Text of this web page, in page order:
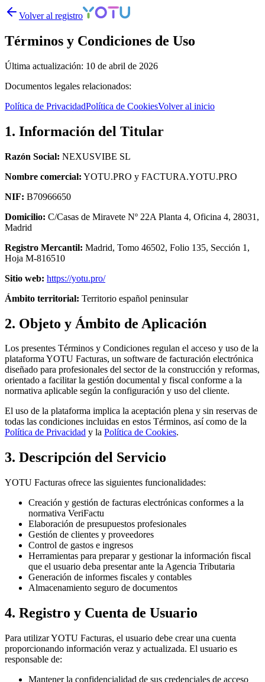
Volver al registro
Términos y Condiciones de Uso
Última actualización: 10 de abril de 2026
Documentos legales relacionados:
Política de PrivacidadPolítica de CookiesVolver al inicio
1. Información del Titular
Razón Social: NEXUSVIBE SL
Nombre comercial: YOTU.PRO y FACTURA.YOTU.PRO
NIF: B70966650
Domicilio: C/Casas de Miravete Nº 22A Planta 4, Oficina 4, 28031,
Madrid
Registro Mercantil: Madrid, Tomo 46502, Folio 135, Sección 1,
Hoja M-816510
Sitio web: https://yotu.pro/
Ámbito territorial: Territorio español peninsular
2. Objeto y Ámbito de Aplicación
Los presentes Términos y Condiciones regulan el acceso y uso de la
plataforma YOTU Facturas, un software de facturación electrónica
diseñado para profesionales del sector de la construcción y reformas,
orientado a facilitar la gestión documental y fiscal conforme a la
normativa aplicable según la configuración y uso del cliente.
El uso de la plataforma implica la aceptación plena y sin reservas de
todas las condiciones incluidas en estos Términos, así como de la
Política de Privacidad y la Política de Cookies.
3. Descripción del Servicio
YOTU Facturas ofrece las siguientes funcionalidades:
Creación y gestión de facturas electrónicas conformes a la
normativa VeriFactu
Elaboración de presupuestos profesionales
Gestión de clientes y proveedores
Control de gastos e ingresos
Herramientas para preparar y gestionar la información fiscal
que el usuario deba presentar ante la Agencia Tributaria
Generación de informes fiscales y contables
Almacenamiento seguro de documentos
4. Registro y Cuenta de Usuario
Para utilizar YOTU Facturas, el usuario debe crear una cuenta
proporcionando información veraz y actualizada. El usuario es
responsable de:
Mantener la confidencialidad de sus credenciales de acceso